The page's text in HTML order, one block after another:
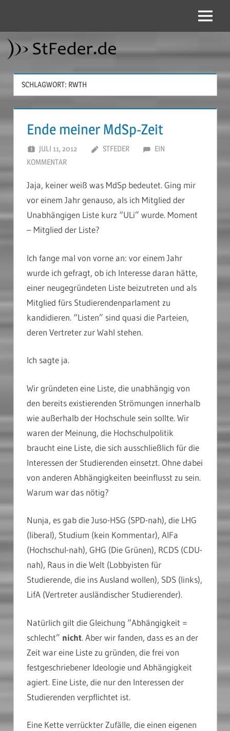
springen
Menü
SCHLAGWORT: RWTH
Ende meiner MdSp-Zeit
JULI 11, 2012 STFEDER
EIN
KOMMENTAR
Jaja, keiner weiß was MdSp bedeutet. Ging mir
vor einem Jahr genauso, als ich Mitglied der
Unabhängigen Liste kurz “ULi” wurde. Moment
– Mitglied der Liste?
Ich fange mal von vorne an: vor einem Jahr
wurde ich gefragt, ob ich Interesse daran hätte,
einer neugegründeten Liste beizutreten und als
Mitglied fürs Studierendenparlament zu
kandidieren. “Listen” sind quasi die Parteien,
deren Vertreter zur Wahl stehen.
Ich sagte ja.
Wir gründeten eine Liste, die unabhängig von
den bereits existierenden Strömungen innerhalb
wie außerhalb der Hochschule sein sollte. Wir
waren der Meinung, die Hochschulpolitik
braucht eine Liste, die sich ausschließlich für die
Interessen der Studierenden einsetzt. Ohne dabei
von anderen Abhängigkeiten beeinflusst zu sein.
Warum war das nötig?
Nunja, es gab die Juso-HSG (SPD-nah), die LHG
(liberal), Studium (kein Kommentar), AlFa
(Hochschul-nah), GHG (Die Grünen), RCDS (CDU-
nah), Raus in die Welt (Lobbyisten für
Studierende, die ins Ausland wollen), SDS (links),
LifA (Vertreter ausländischer Studierender).
Natürlich gilt die Gleichung “Abhängigkeit =
schlecht” nicht. Aber wir fanden, dass es an der
Zeit war eine Liste zu gründen, die frei von
festgeschriebener Ideologie und Abhängigkeit
agiert. Eine Liste, die nur den Interessen der
Studierenden verpflichtet ist.
Eine Kette verrückter Zufälle, die einen eigenen